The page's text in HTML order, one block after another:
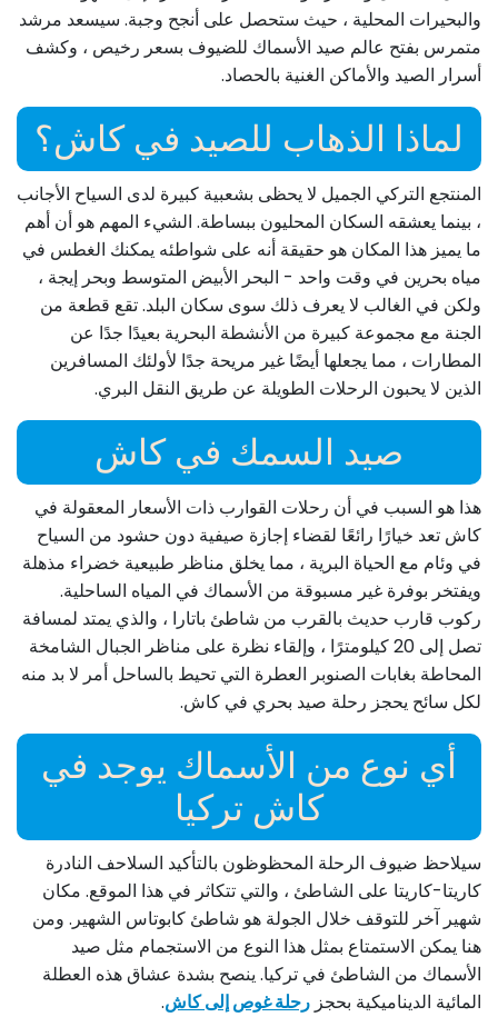
والبحيرات المحلية ، حيث ستحصل على أنجح وجبة. سيسعد مرشد
متمرس بفتح عالم صيد الأسماك للضيوف بسعر رخيص ، وكشف
أسرار الصيد والأماكن الغنية بالحصاد.
لماذا الذهاب للصيد في كاش؟
المنتجع التركي الجميل لا يحظى بشعبية كبيرة لدى السياح الأجانب
، بينما يعشقه السكان المحليون ببساطة. الشيء المهم هو أن أهم
ما يميز هذا المكان هو حقيقة أنه على شواطئه يمكنك الغطس في
مياه بحرين في وقت واحد - البحر الأبيض المتوسط ​​وبحر إيجة ،
ولكن في الغالب لا يعرف ذلك سوى سكان البلد. تقع قطعة من
الجنة مع مجموعة كبيرة من الأنشطة البحرية بعيدًا جدًا عن
المطارات ، مما يجعلها أيضًا غير مريحة جدًا لأولئك المسافرين
الذين لا يحبون الرحلات الطويلة عن طريق النقل البري.
صيد السمك في كاش
هذا هو السبب في أن رحلات القوارب ذات الأسعار المعقولة في
كاش تعد خيارًا رائعًا لقضاء إجازة صيفية دون حشود من السياح
في وئام مع الحياة البرية ، مما يخلق مناظر طبيعية خضراء مذهلة
ويفتخر بوفرة غير مسبوقة من الأسماك في المياه الساحلية.
ركوب قارب حديث بالقرب من شاطئ باتارا ، والذي يمتد لمسافة
تصل إلى 20 كيلومترًا ، وإلقاء نظرة على مناظر الجبال الشامخة
المحاطة بغابات الصنوبر العطرة التي تحيط بالساحل أمر لا بد منه
لكل سائح يحجز رحلة صيد بحري في كاش.
أي نوع من الأسماك يوجد في
كاش تركيا
سيلاحظ ضيوف الرحلة المحظوظون بالتأكيد السلاحف النادرة
كاريتا-كاريتا على الشاطئ ، والتي تتكاثر في هذا الموقع. مكان
شهير آخر للتوقف خلال الجولة هو شاطئ كابوتاس الشهير. ومن
هنا يمكن الاستمتاع بمثل هذا النوع من الاستجمام مثل صيد
الأسماك من الشاطئ في تركيا. ينصح بشدة عشاق هذه العطلة
المائية الديناميكية بحجز رحلة غوص إلى كاش.